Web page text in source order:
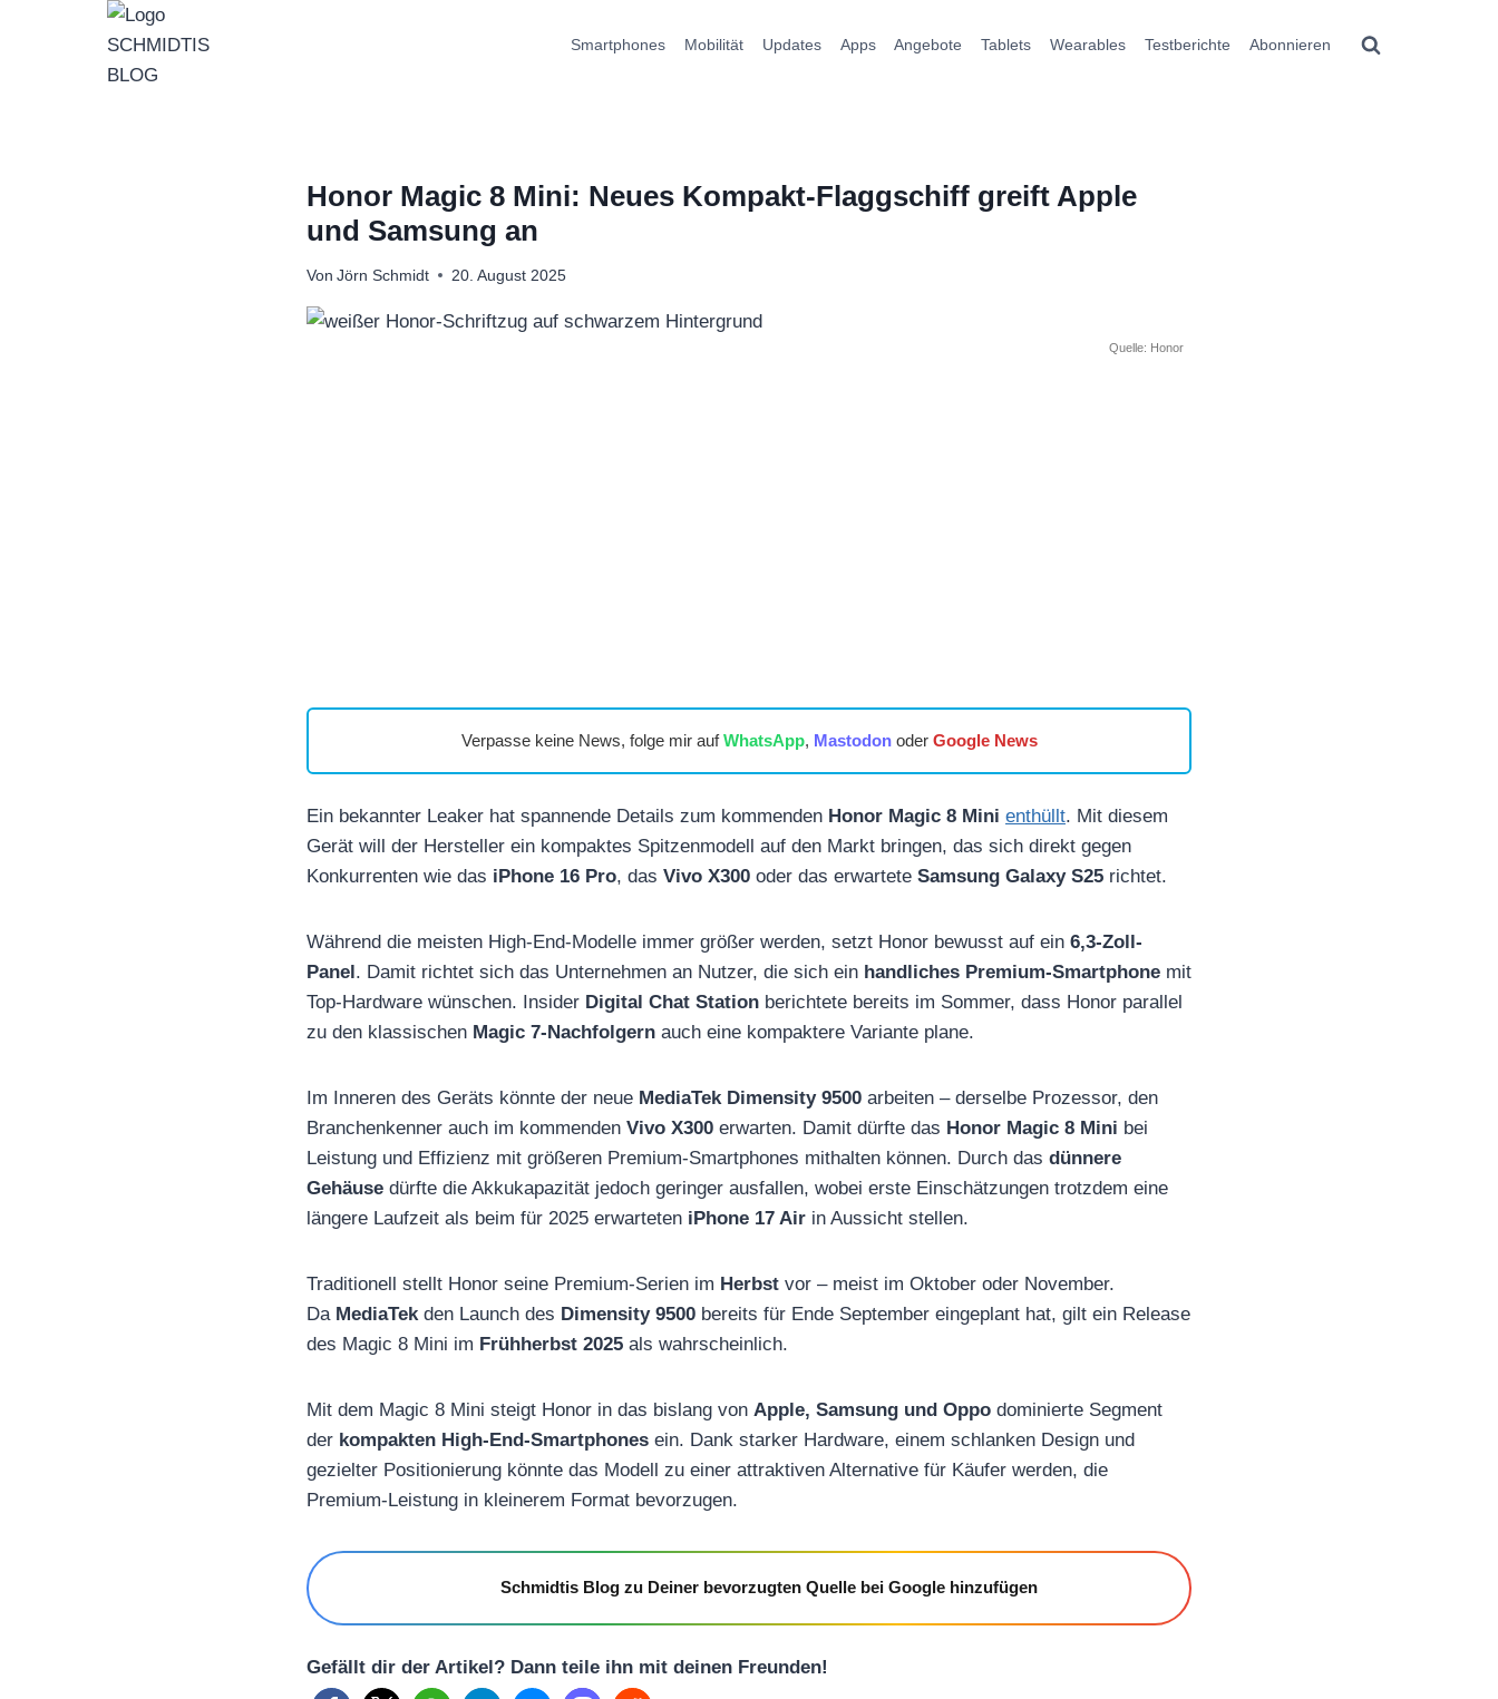
Smartphones Mobilität Updates Apps Angebote Tablets Wearables Testberichte Abonnieren
Honor Magic 8 Mini: Neues Kompakt-Flaggschiff greift Apple
und Samsung an
Von Jörn Schmidt 20. August 2025
Quelle: Honor
Verpasse keine News, folge mir aufWhatsApp, Mastodonoder Google News
Ein bekannter Leaker hat spannende Details zum kommenden Honor Magic 8 Mini enthüllt. Mit diesem
Gerät will der Hersteller ein kompaktes Spitzenmodell auf den Markt bringen, das sich direkt gegen
Konkurrenten wie das iPhone 16 Pro, das Vivo X300 oder das erwartete Samsung Galaxy S25 richtet.
Während die meisten High-End-Modelle immer größer werden, setzt Honor bewusst auf ein 6,3-Zoll-
Panel. Damit richtet sich das Unternehmen an Nutzer, die sich ein handliches Premium-Smartphone mit
Top-Hardware wünschen. Insider Digital Chat Station berichtete bereits im Sommer, dass Honor parallel
zu den klassischen Magic 7-Nachfolgern auch eine kompaktere Variante plane.
Im Inneren des Geräts könnte der neue MediaTek Dimensity 9500 arbeiten – derselbe Prozessor, den
Branchenkenner auch im kommenden Vivo X300 erwarten. Damit dürfte das Honor Magic 8 Mini bei
Leistung und Effizienz mit größeren Premium-Smartphones mithalten können. Durch das dünnere
Gehäuse dürfte die Akkukapazität jedoch geringer ausfallen, wobei erste Einschätzungen trotzdem eine
längere Laufzeit als beim für 2025 erwarteten iPhone 17 Air in Aussicht stellen.
Traditionell stellt Honor seine Premium-Serien im Herbst vor – meist im Oktober oder November.
Da MediaTekden Launch des Dimensity 9500 bereits für Ende September eingeplant hat, gilt ein Release
des Magic 8 Mini im Frühherbst 2025 als wahrscheinlich.
Mit dem Magic 8 Mini steigt Honor in das bislang von Apple, Samsung und Oppo dominierte Segment
der kompakten High-End-Smartphones ein. Dank starker Hardware, einem schlanken Design und
gezielter Positionierung könnte das Modell zu einer attraktiven Alternative für Käufer werden, die
Premium-Leistung in kleinerem Format bevorzugen.
Schmidtis Blog zu Deiner bevorzugten Quelle bei Google hinzufügen
Gefällt dir der Artikel? Dann teile ihn mit deinen Freunden!